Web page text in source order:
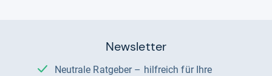
Newsletter
Neutrale Ratgeber – hilfreich für Ihre